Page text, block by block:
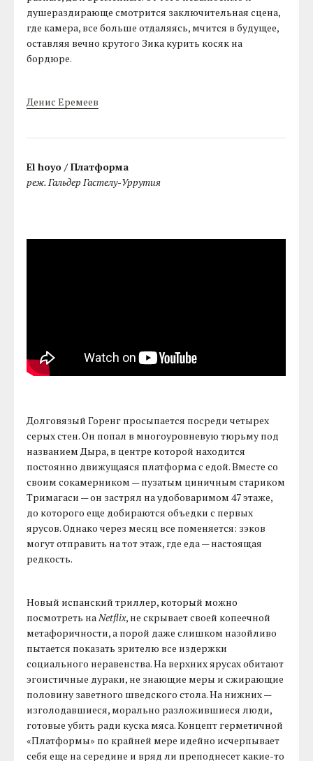
душераздирающе смотрится заключительная сцена,
где камера, все больше отдаляясь, мчится в будущее,
оставляя вечно крутого Зика курить косяк на
бордюре.
Денис Еремеев
El hoyo / Платформа
реж. Гальдер Гастелу-Уррутия
Долговязый Горенг просыпается посреди четырех
серых стен. Он попал в многоуровневую тюрьму под
названием Дыра, в центре которой находится
постоянно движущаяся платформа с едой. Вместе со
своим сокамерником — пузатым циничным стариком
Тримагаси — он застрял на удобоваримом 47 этаже,
до которого еще добираются объедки с первых
ярусов. Однако через месяц все поменяется: зэков
могут отправить на тот этаж, где еда — настоящая
редкость.
Новый испанский триллер, который можно
посмотреть на Netflix, не скрывает своей копеечной
метафоричности, а порой даже слишком назойливо
пытается показать зрителю все издержки
социального неравенства. На верхних ярусах обитают
эгоистичные дураки, не знающие меры и сжирающие
половину заветного шведского стола. На нижних —
изголодавшиеся, морально разложившиеся люди,
готовые убить ради куска мяса. Концепт герметичной
«Платформы» по крайней мере идейно исчерпывает
себя еще на середине и вряд ли преподнесет какие-то